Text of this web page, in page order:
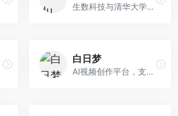
生数科技与清华大学联合研发的AI视频生成大模型。面向视频创作者和内容生产者，支持文生视频、图生视频，视频质量高，物理运动理解准确，国产视频生成领先工具。
白日梦
AI视频创作平台，支持生成长达50分钟的长视频内容。面向长视频创作者和内容生产者，支持故事视频生成、视频编辑等功能，适合叙事性内容创作。